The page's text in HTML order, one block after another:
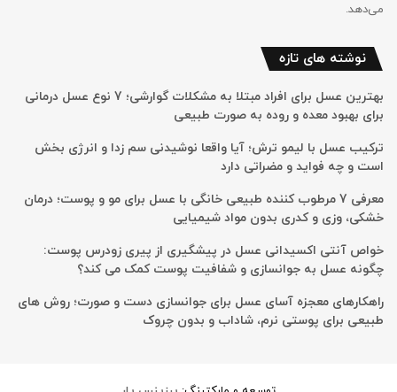
می‌دهد.
نوشته های تازه
بهترین عسل برای افراد مبتلا به مشکلات گوارشی؛ 7 نوع عسل درمانی
برای بهبود معده و روده به صورت طبیعی
ترکیب عسل با لیمو ترش؛ آیا واقعا نوشیدنی سم زدا و انرژی بخش
است و چه فواید و مضراتی دارد
معرفی 7 مرطوب کننده طبیعی خانگی با عسل برای مو و پوست؛ درمان
خشکی، وزی و کدری بدون مواد شیمیایی
خواص آنتی اکسیدانی عسل در پیشگیری از پیری زودرس پوست:
چگونه عسل به جوانسازی و شفافیت پوست کمک می کند؟
راهکارهای معجزه آسای عسل برای جوانسازی دست و صورت؛ روش های
طبیعی برای پوستی نرم، شاداب و بدون چروک